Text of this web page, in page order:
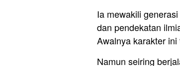
Ia mewakili
dan pendekatan
Awalnya karakter
Namun seiring